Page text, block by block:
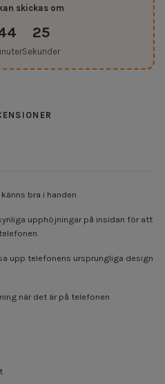
skickas om
25
Sekunder
bra i handen
upphöjningar på insidan för att
upp telefonens ursprungliga design
när det är på telefonen